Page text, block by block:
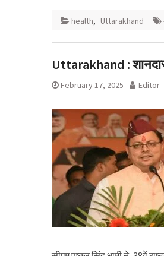
health, Uttarakhand
Uttarakhand :
February 17, 2025 Editor